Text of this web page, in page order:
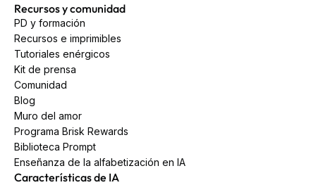
Recursos y comunidad
PD y formación
Recursos e imprimibles
Tutoriales enérgicos
Kit de prensa
Comunidad
Blog
Muro del amor
Programa Brisk Rewards
Biblioteca Prompt
Enseñanza de la alfabetización en IA
Características de IA